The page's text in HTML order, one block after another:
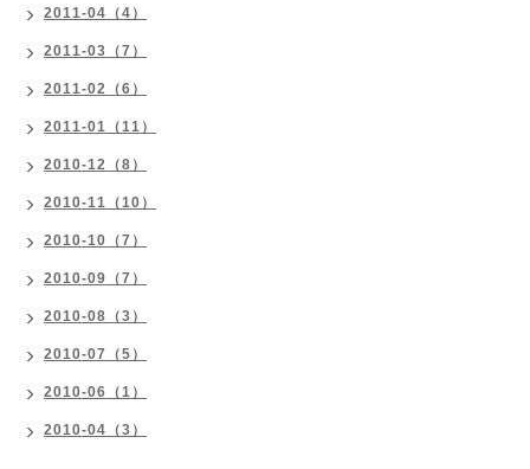
2011-04（4）
2011-03（7）
2011-02（6）
2011-01（11）
2010-12（8）
2010-11（10）
2010-10（7）
2010-09（7）
2010-08（3）
2010-07（5）
2010-06（1）
2010-04（3）